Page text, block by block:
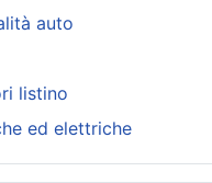
auto
listino
ed elettriche